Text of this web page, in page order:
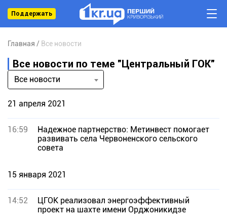
Поддержать
Главная Все новости
Все новости по теме "Центральный ГОК"
Все новости
21 апреля 2021
16:59
Надежное партнерство: Метинвест помогает
развивать села Червоненского сельского
совета
15 января 2021
14:52
ЦГОК реализовал энергоэффективный
проект на шахте имени Орджоникидзе